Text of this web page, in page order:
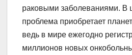
раковыми заболеваниями. В
проблема приобретает
ведь в мире ежегодно
миллионов новых